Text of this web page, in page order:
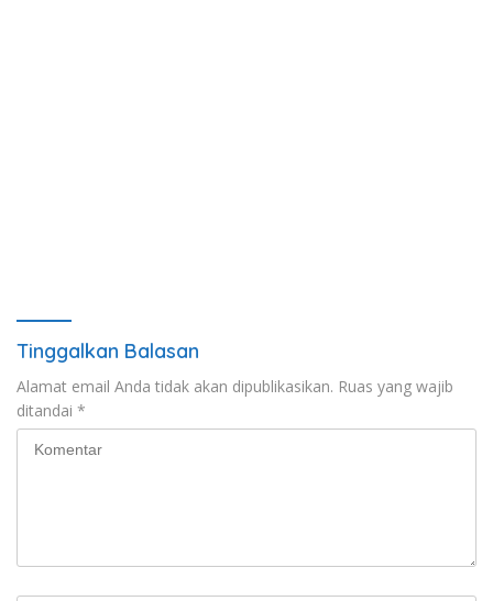
Tinggalkan Balasan
Alamat email Anda tidak akan dipublikasikan. Ruas yang wajib
ditandai *